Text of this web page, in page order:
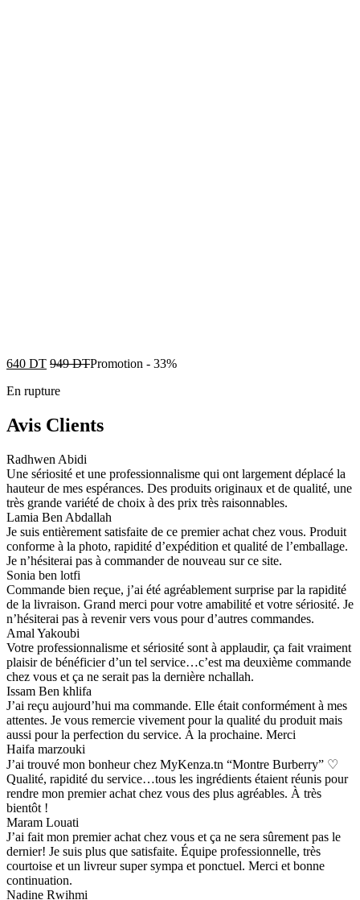
640 DT 949DTPromotion - 33%
En rupture
Avis Clients
Radhwen Abidi
Une sériosité et une professionnalisme qui ont largement déplacé la
hauteur de mes espérances. Des produits originaux et de qualité, une
très grande variété de choix à des prix très raisonnables.
Lamia Ben Abdallah
Je suis entièrement satisfaite de ce premier achat chez vous. Produit
conforme à la photo, rapidité d’expédition et qualité de l’emballage.
Je n’hésiterai pas à commander de nouveau sur ce site.
Sonia ben lotfi
Commande bien reçue, j’ai été agréablement surprise par la rapidité
de la livraison. Grand merci pour votre amabilité et votre sériosité. Je
n’hésiterai pas à revenir vers vous pour d’autres commandes.
Amal Yakoubi
Votre professionnalisme et sériosité sont à applaudir, ça fait vraiment
plaisir de bénéficier d’un tel service…c’est ma deuxième commande
chez vous et ça ne serait pas la dernière nchallah.
Issam Ben khlifa
J’ai reçu aujourd’hui ma commande. Elle était conformément à mes
attentes. Je vous remercie vivement pour la qualité du produit mais
aussi pour la perfection du service. À la prochaine. Merci
Haifa marzouki
J’ai trouvé mon bonheur chez MyKenza.tn “Montre Burberry” ♡
Qualité, rapidité du service…tous les ingrédients étaient réunis pour
rendre mon premier achat chez vous des plus agréables. À très
bientôt !
Maram Louati
J’ai fait mon premier achat chez vous et ça ne sera sûrement pas le
dernier! Je suis plus que satisfaite. Équipe professionnelle, très
courtoise et un livreur super sympa et ponctuel. Merci et bonne
continuation.
Nadine Rwihmi